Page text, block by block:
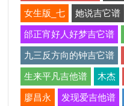
女生版_七 她说吉它谱
邰正宵好人好梦吉它谱
九三反方向的钟吉它谱
生来平凡吉他谱 木杰
廖昌永 发现爱吉他谱